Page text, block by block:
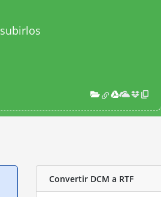
Convertir DCM a RTF